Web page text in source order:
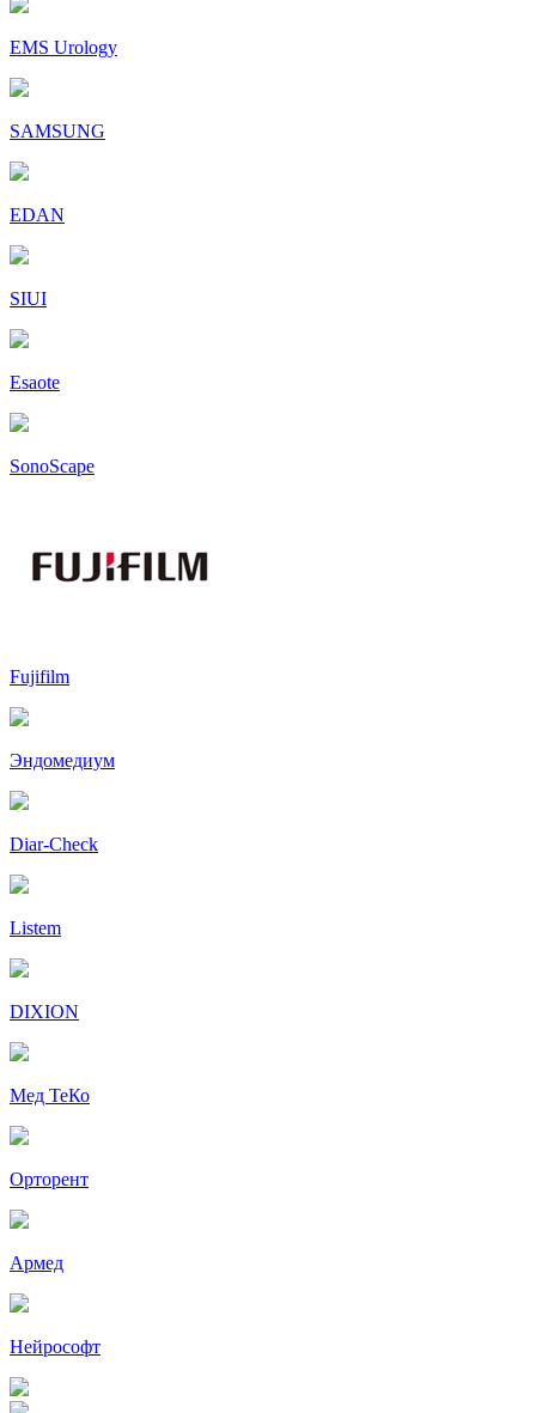
EMS Urology
SAMSUNG
EDAN
SIUI
Esaote
SonoScape
Fujifilm
Эндомедиум
Diar-Cheсk
Listem
DIXION
Мед ТеКо
Орторент
Армед
Нейрософт